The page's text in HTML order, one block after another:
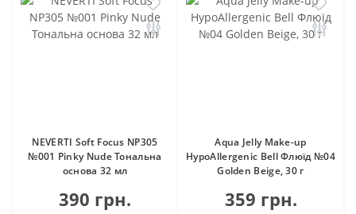
NEVERTI Soft Focus NP305
№001 Pinky Nude Тональна
основа 32 мл
390 грн.
Aqua Jelly Make-up
HypoAllergenic Bell Флюїд №04
Golden Beige, 30 г
359 грн.